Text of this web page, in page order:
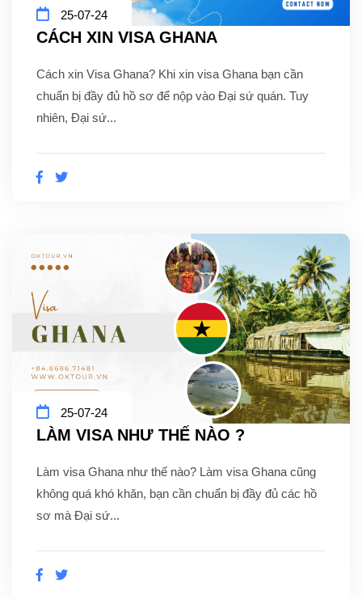
25-07-24
CÁCH XIN VISA GHANA
Cách xin Visa Ghana? Khi xin visa Ghana bạn cần
chuẩn bị đầy đủ hồ sơ để nộp vào Đại sứ quán. Tuy
nhiên, Đại sứ...
25-07-24
LÀM VISA NHƯ THẾ NÀO ?
Làm visa Ghana như thế nào? Làm visa Ghana cũng
không quá khó khăn, bạn cần chuẩn bị đầy đủ các hồ
sơ mà Đại sứ...